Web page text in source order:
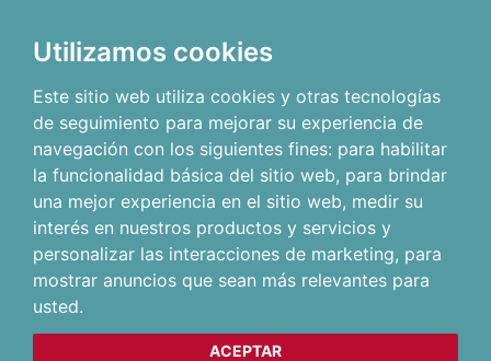
Utilizamos cookies
Este sitio web utiliza cookies y otras tecnologías
de seguimiento para mejorar su experiencia de
navegación con los siguientes fines: para habilitar
la funcionalidad básica del sitio web, para brindar
una mejor experiencia en el sitio web, medir su
interés en nuestros productos y servicios y
personalizar las interacciones de marketing, para
mostrar anuncios que sean más relevantes para
usted.
ACEPTAR